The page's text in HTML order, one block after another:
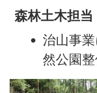
森林土木担当
治山事
然公園